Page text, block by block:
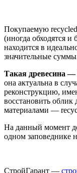
Покупаемую
(иногда обходятся и
находится в
значительные
Такая древесина —
она актуальна в
реконструкцию,
восстановить
материалами —
На данный момент
одном заповеднике
СтройГарант —